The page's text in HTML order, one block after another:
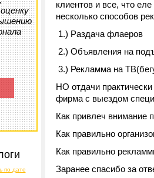
по дате
клиентов и все, что
несколько способов
1.) Раздача флаеров
2.) Объявления на
3.) Рекламма на
НО отдачи практически
фирма с выездом
Как привлеч внимание
Как правильно
Как правильно
Заранее спасибо за